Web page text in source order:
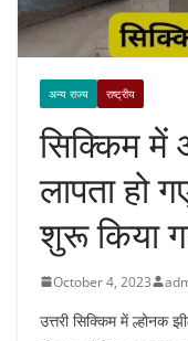
अन्य राज्य राष्ट्रीय
सिक्किम
लापता हो
शुरू किया
October 4, 2023
उत्तरी सिक्किम में